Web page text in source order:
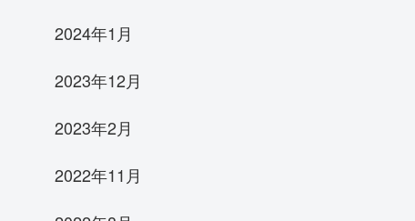
2024年1月
2023年12月
2023年2月
2022年11月